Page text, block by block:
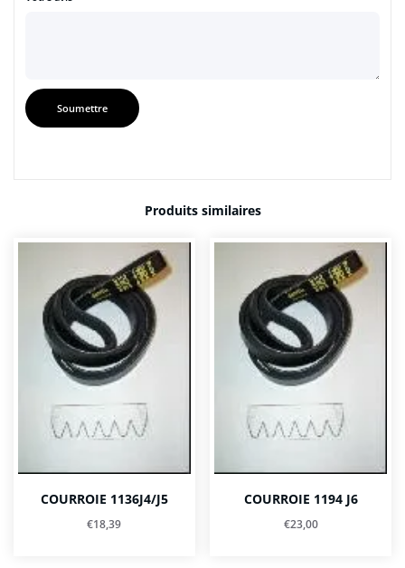
Produits similaires
COURROIE 1136J4/J5
€18,39
COURROIE 1194 J6
€23,00